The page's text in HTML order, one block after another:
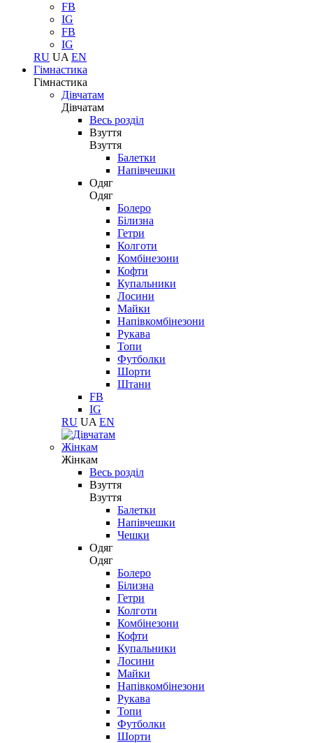
FB
IG
FB
IG
RU UA EN
Гімнастика
Гімнастика
Дівчатам
Дівчатам
Весь розділ
Взуття
Взуття
Балетки
Напівчешки
Одяг
Одяг
Болеро
Білизна
Гетри
Колготи
Комбінезони
Кофти
Купальники
Лосини
Майки
Напівкомбінезони
Рукава
Топи
Футболки
Шорти
Штани
FB
IG
RU UA EN
Жінкам
Жінкам
Весь розділ
Взуття
Взуття
Балетки
Напівчешки
Чешки
Одяг
Одяг
Болеро
Білизна
Гетри
Колготи
Комбінезони
Кофти
Купальники
Лосини
Майки
Напівкомбінезони
Рукава
Топи
Футболки
Шорти